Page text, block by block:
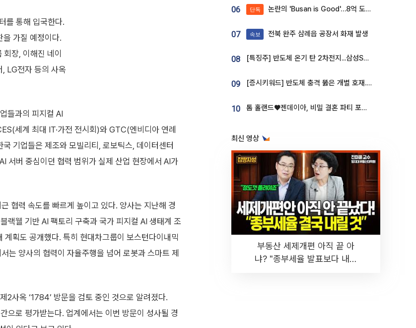
를 통해 입국한다.
을 가질 예정이다.
장, 이해진 네이
LG전자 등의 사옥
들과의 피지컬 AI
세계 최대 IT·가전 전시회)와 GTC(엔비디아 연례
기업들은 제조와 모빌리티, 로보틱스, 데이터센터
서버 중심이던 협력 범위가 실제 산업 현장에서 AI가
협력 속도를 빠르게 높이고 있다. 양사는 지난해 경
랙웰 기반 AI 팩토리 구축과 국가 피지컬 AI 생태계 조
획도 공개했다. 특히 현대차그룹이 보스턴다이내믹
는 양사의 협력이 자율주행을 넘어 로봇과 스마트 제
2사옥 ‘1784’ 방문을 검토 중인 것으로 알려졌다.
으로 평가받는다. 업계에서는 이번 방문이 성사될 경
06 단독 논란의 'Busan is Good'…8억 도시브랜드, 용산 대통령실 CI 업체가 수행
07 속보 전북 완주 삼례읍 공장서 화재 발생
08 [특징주] 반도체 온기 탄 2차전지...삼성SDI, 장 초반 7% 넘게 껑충
09 [증시키워드] 반도체 충격 뚫은 개별 호재...포스코퓨처엠·에코프로·한화솔루션 '눈길'
10 톰 홀랜드♥젠데이아, 비밀 결혼 파티 포착⋯호텔 대관비만 9억
최신 영상
부동산 세제개편 아직 끝 아
냐? "종부세율 발표보다 내릴